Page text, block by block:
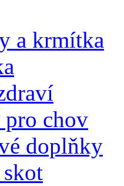
a krmítka
chov
doplňky